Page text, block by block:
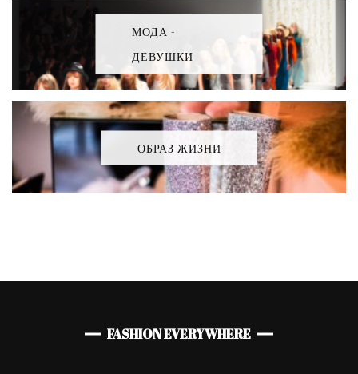
МОДА -
ДЕВУШКИ
ОБРАЗ ЖИЗНИ
FASHION EVERYWHERE